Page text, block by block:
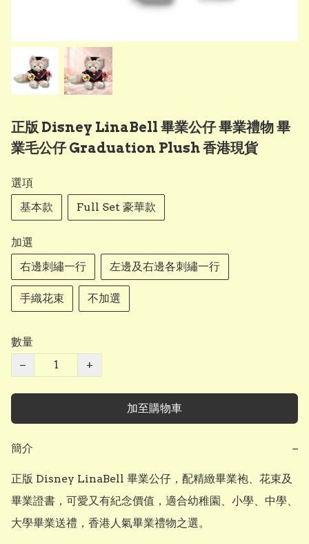
正版 Disney LinaBell 畢業公仔 畢業禮物 畢
業毛公仔 Graduation Plush 香港現貨
選項
基本款
Full Set 豪華款
加選
右邊刺繡一行
左邊及右邊各刺繡一行
手織花束 不加選
數量
−
+
加至購物車
簡介 −
正版 Disney LinaBell 畢業公仔，配精緻畢業袍、花束及
畢業證書，可愛又有紀念價值，適合幼稚園、小學、中學、
大學畢業送禮，香港人氣畢業禮物之選。